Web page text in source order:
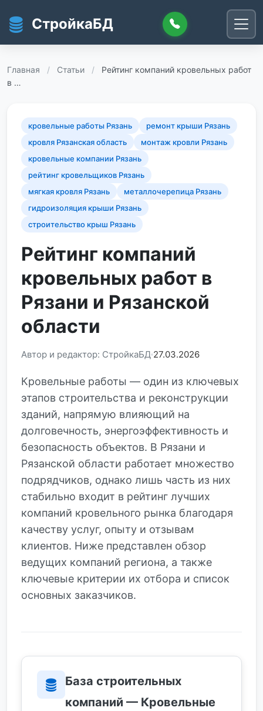
СтройкаБД
Главная / Статьи /
Рейтинг компаний кровельных работ
в …
кровельные работы Рязань
ремонт крыши Рязань
кровля Рязанская область
монтаж кровли Рязань
кровельные компании Рязань
рейтинг кровельщиков Рязань
мягкая кровля Рязань
металлочерепица Рязань
гидроизоляция крыши Рязань
строительство крыш Рязань
Рейтинг компаний
кровельных работ в
Рязани и Рязанской
области
Автор и редактор: СтройкаБД 27.03.2026
Кровельные работы — один из ключевых
этапов строительства и реконструкции
зданий, напрямую влияющий на
долговечность, энергоэффективность и
безопасность объектов. В Рязани и
Рязанской области работает множество
подрядчиков, однако лишь часть из них
стабильно входит в рейтинг лучших
компаний кровельного рынка благодаря
качеству услуг, опыту и отзывам
клиентов. Ниже представлен обзор
ведущих компаний региона, а также
ключевые критерии их отбора и список
основных заказчиков.
База строительных
компаний — Кровельные